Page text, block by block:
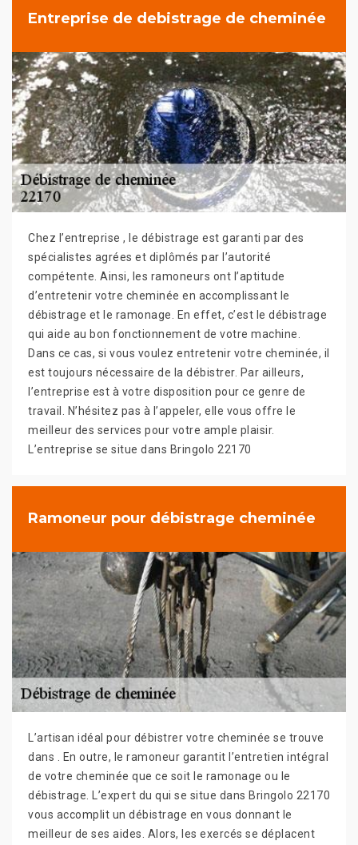
Entreprise de debistrage de cheminée
Chez l’entreprise , le débistrage est garanti par des
spécialistes agrées et diplômés par l’autorité
compétente. Ainsi, les ramoneurs ont l’aptitude
d’entretenir votre cheminée en accomplissant le
débistrage et le ramonage. En effet, c’est le débistrage
qui aide au bon fonctionnement de votre machine.
Dans ce cas, si vous voulez entretenir votre cheminée, il
est toujours nécessaire de la débistrer. Par ailleurs,
l’entreprise est à votre disposition pour ce genre de
travail. N’hésitez pas à l’appeler, elle vous offre le
meilleur des services pour votre ample plaisir.
L’entreprise se situe dans Bringolo 22170
Ramoneur pour débistrage cheminée
L’artisan idéal pour débistrer votre cheminée se trouve
dans . En outre, le ramoneur garantit l’entretien intégral
de votre cheminée que ce soit le ramonage ou le
débistrage. L’expert du qui se situe dans Bringolo 22170
vous accomplit un débistrage en vous donnant le
meilleur de ses aides. Alors, les exercés se déplacent